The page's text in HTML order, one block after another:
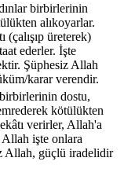
birbirlerinin
alıkoyarlar.
(çalışıp üreterek)
ederler. İşte
Şüphesiz Allah
karar verendir.
dostu,
kötülükten
verirler, Allah'a
işte onlara
Allah, güçlü iradelidir